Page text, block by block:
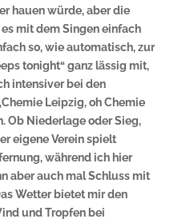
hauen würde, aber die
mit dem Singen einfach
so, wie automatisch, zur
tonight“ ganz lässig mit,
intensiver bei den
Leipzig, oh Chemie
Ob Niederlage oder Sieg,
eigene Verein spielt
während ich hier
aber auch mal Schluss mit
Wetter bietet mir den
und Tropfen bei